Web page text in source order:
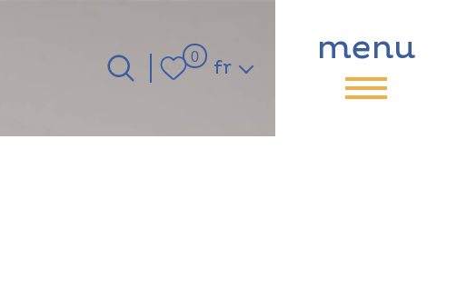
menu
0 Langue
fr